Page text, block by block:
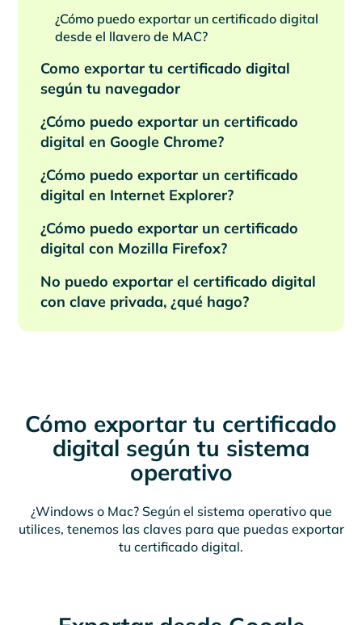
¿Cómo puedo exportar un certificado digital
desde el llavero de MAC?
Como exportar tu certificado digital
según tu navegador
¿Cómo puedo exportar un certificado
digital en Google Chrome?
¿Cómo puedo exportar un certificado
digital en Internet Explorer?
¿Cómo puedo exportar un certificado
digital con Mozilla Firefox?
No puedo exportar el certificado digital
con clave privada, ¿qué hago?
Cómo exportar tu certificado
digital según tu sistema
operativo
¿Windows o Mac? Según el sistema operativo que
utilices, tenemos las claves para que puedas exportar
tu certificado digital.